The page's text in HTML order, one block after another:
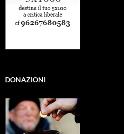
DONAZIONI